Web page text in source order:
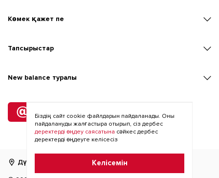
Көмек қажет пе
Тапсырыстар
New balаnce туралы
жазылу
Дүкенді табу KZ
Біздің сайт cookie файлдарын пайдаланады. Оны
пайдалануды жалғастыра отырып, сіз дербес
деректерді өңдеу саясатына сәйкес дербес
деректерді өңдеуге келісесіз
Келісемін